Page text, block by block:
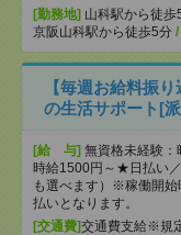
[勤務地] 山科駅から徒歩
京阪山科駅から徒歩5分 /
【毎週お給料振
の生活サポート[
[給 与] 無資格未経験
時給1500円～★日払い
も選べます）※稼働開始
払いとなります。
[交通費]交通費支給※規